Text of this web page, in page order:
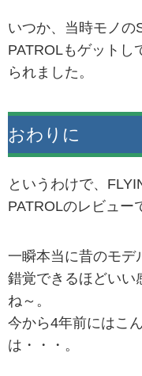
いつか、当時モノの
PATROLもゲットし
られました。
おわりに
というわけで、
PATROLのレビュー
一瞬本当に昔のモデ
錯覚できるほどいい
ね～。
今から4年前にはこ
は・・・。